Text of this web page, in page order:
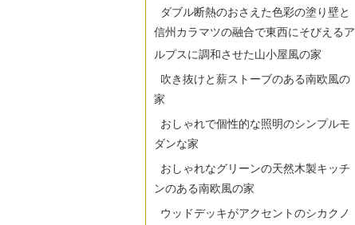
ダブル断熱のおさえた色彩の塗り壁と
信州カラマツの融合で東西にそびえるア
ルプスに調和させた山小屋風の家
吹き抜けと薪ストーブのある南欧風の
家
おしゃれで個性的な照明のシンプルモ
ダンな家
おしゃれなグリーンの天然木製キッチ
ンのある南欧風の家
ウッドデッキがアクセントのシカクノ